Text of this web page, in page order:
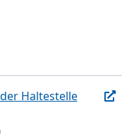
Haltestelle